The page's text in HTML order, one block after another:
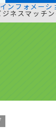
インフォメーシ
ジネスマッチ